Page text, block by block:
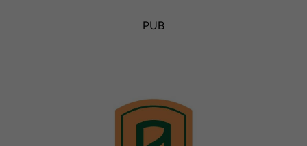
PUB